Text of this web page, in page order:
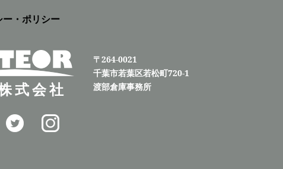
ー・ポリシー
式会社
〒264-0021
千葉市若葉区若松町720-1
渡部倉庫事務所